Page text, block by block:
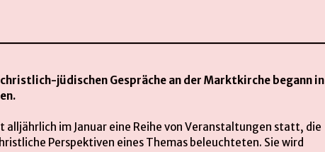
christlich-jüdischen Gespräche an der Marktkirche begann in
alljährlich im Januar eine Reihe von Veranstaltungen statt, die
Perspektiven eines Themas beleuchteten. Sie wird